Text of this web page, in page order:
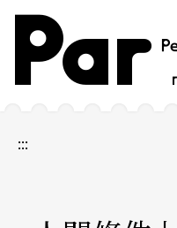
跳到主要內容區塊
網站導覽
:::